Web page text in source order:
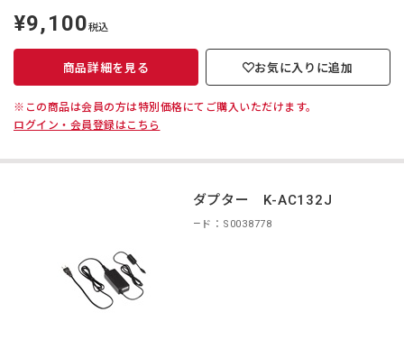
定
価
¥9,100税込
商品詳細を見る お気に入りに追加
※この商品は会員の方は特別価格にてご購入いただけます。
ログイン・会員登録はこちら
ACアダプター K-AC132J
商品コード：S0038778